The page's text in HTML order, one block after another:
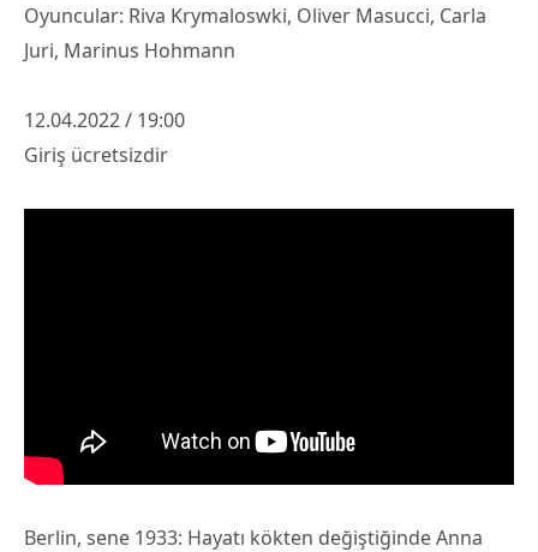
Oyuncular: Riva Krymaloswki, Oliver Masucci, Carla
Juri, Marinus Hohmann
12.04.2022 / 19:00
Giriş ücretsizdir
Berlin, sene 1933: Hayatı kökten değiştiğinde Anna